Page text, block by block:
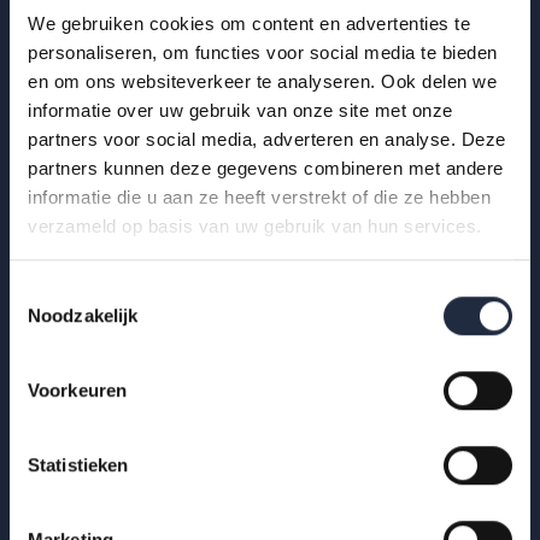
We gebruiken cookies om content en advertenties te
personaliseren, om functies voor social media te bieden
en om ons websiteverkeer te analyseren. Ook delen we
informatie over uw gebruik van onze site met onze
partners voor social media, adverteren en analyse. Deze
partners kunnen deze gegevens combineren met andere
informatie die u aan ze heeft verstrekt of die ze hebben
verzameld op basis van uw gebruik van hun services.
Noodzakelijk
Voorkeuren
Statistieken
29 okt 2025
Infographic: zzp’ers in de
gehandicaptenzorg
Hoe ervaren zzp’ers het werken in de gehandicaptenzorg?
Bekijk de infographic met kerncijfers 2025.